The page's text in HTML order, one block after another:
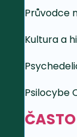
Průvodce
Kultura a
Psilocybe